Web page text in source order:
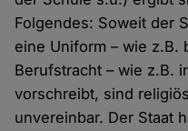
Folgendes: Soweit der
eine Uniform – wie z.B.
Berufstracht – wie z.B.
vorschreibt, sind
unvereinbar. Der Staat